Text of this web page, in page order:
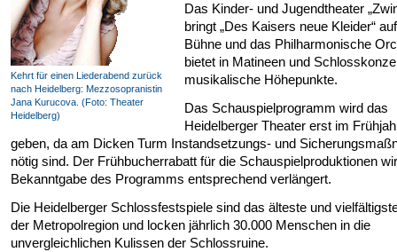
Kehrt für einen Liederabend zurück
nach Heidelberg: Mezzosopranistin
Jana Kurucova. (Foto: Theater
Heidelberg)
Das Kinder- und Jugendtheater
bringt „Des Kaisers neue Kleider“
Bühne und das Philharmonische
bietet in Matineen und
musikalische Höhepunkte.
Das Schauspielprogramm wird das
Heidelberger Theater erst im
geben, da am Dicken Turm Instandsetzungs- und
nötig sind. Der Frühbucherrabatt für die Schauspielproduktionen
Bekanntgabe des Programms entsprechend verlängert.
Die Heidelberger Schlossfestspiele sind das älteste und
der Metropolregion und locken jährlich 30.000 Menschen in die
unvergleichlichen Kulissen der Schlossruine.